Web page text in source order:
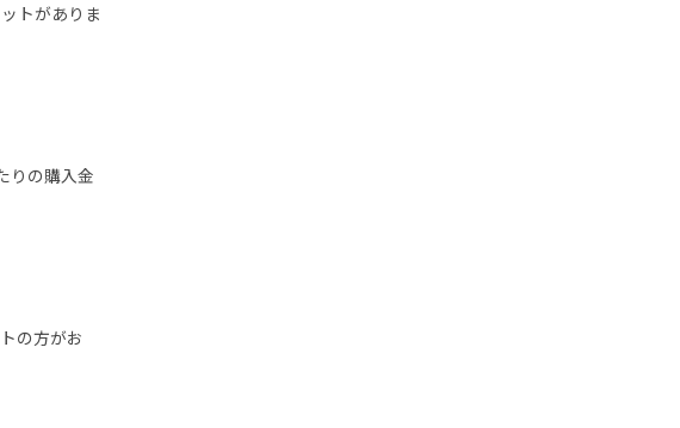
トがありま
りの購入金
の方がお